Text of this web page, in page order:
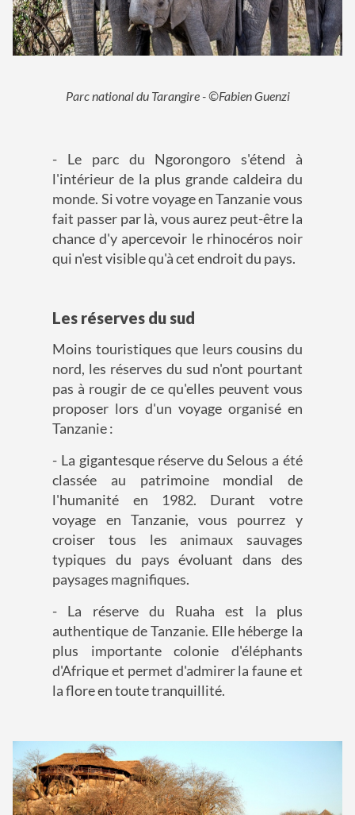
Parc national du Tarangire - ©Fabien Guenzi
- Le parc du Ngorongoro s'étend à
l'intérieur de la plus grande caldeira du
monde. Si votre voyage en Tanzanie vous
fait passer par là, vous aurez peut-être la
chance d'y apercevoir le rhinocéros noir
qui n'est visible qu'à cet endroit du pays.
Les réserves du sud
Moins touristiques que leurs cousins du
nord, les réserves du sud n'ont pourtant
pas à rougir de ce qu'elles peuvent vous
proposer lors d'un voyage organisé en
Tanzanie :
- La gigantesque réserve du Selous a été
classée au patrimoine mondial de
l'humanité en 1982. Durant votre
voyage en Tanzanie, vous pourrez y
croiser tous les animaux sauvages
typiques du pays évoluant dans des
paysages magnifiques.
- La réserve du Ruaha est la plus
authentique de Tanzanie. Elle héberge la
plus importante colonie d'éléphants
d'Afrique et permet d'admirer la faune et
la flore en toute tranquillité.